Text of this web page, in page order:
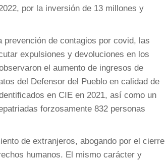
por la inversión de 13 millones y
de contagios por covid, las
expulsiones y devoluciones en los
el aumento de ingresos de
del Defensor del Pueblo en calidad de
en CIE en 2021, así como un
forzosamente 832 personas
de extranjeros, abogando por el cierre
humanos. El mismo carácter y